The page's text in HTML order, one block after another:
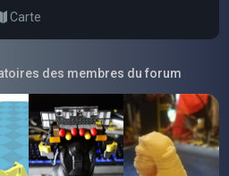
Carte
des membres du forum